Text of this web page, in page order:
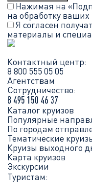
Нажимая на
на обработку ваших
Я согласен
материалы и
Контактный центр:
8 800 555 05 05
Агентствам
Сотрудничество:
8 495 150 46 37
Каталог круизов
Популярные
По городам
Тематические
Круизы выходного
Карта круизов
Экскурсии
Туристам: